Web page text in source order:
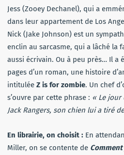
Jess (Zooey Dechanel), qui a
dans leur appartement de Los
Nick (Jake Johnson) est un
enclin au sarcasme, qui a lâché la
aussi écrivain. Ou à peu près… Il a
pages d’un roman, une histoire
intitulée Z is for zombie. Un chef
s’ouvre par cette phrase : « Le jour
Jack Rangers, son chien lui a tiré
En librairie, on choisit : En
Miller, on se contente de